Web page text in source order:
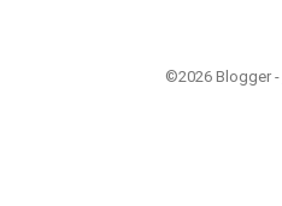
©2026 Blogger -